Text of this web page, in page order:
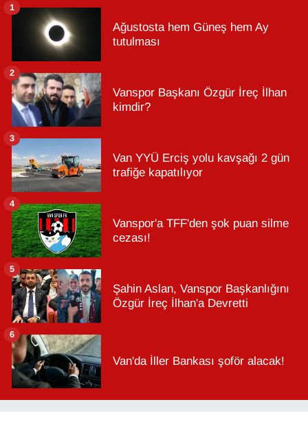
Ağustosta hem Güneş hem Ay
tutulması
1
Vanspor Başkanı Özgür İreç İlhan
kimdir?
2
Van YYÜ Erciş yolu kavşağı 2 gün
trafiğe kapatılıyor
3
Vanspor'a TFF'den şok puan silme
cezası!
4
Şahin Aslan, Vanspor Başkanlığını
Özgür İreç İlhan'a Devretti
5
Van'da İller Bankası şoför alacak!
6